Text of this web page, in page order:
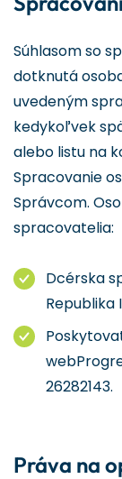
Súhlasom so
dotknutá
uvedeným
kedykoľvek
alebo listu na
Spracovanie
Správcom.
spracovatelia:
Dcérska
Republika
26282143.
Práva na